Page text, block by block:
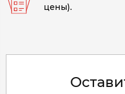
цены).